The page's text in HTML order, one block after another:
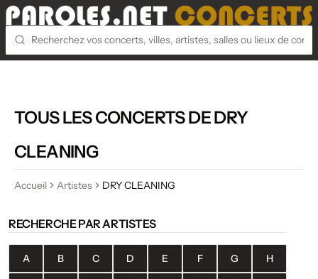
TOUS LES CONCERTS DE DRY
CLEANING
Accueil Artistes DRY CLEANING
RECHERCHE PAR ARTISTES
A B C D E F G H